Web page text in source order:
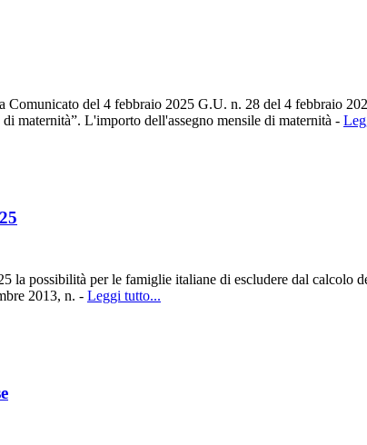
del 4 febbraio 2025 G.U. n. 28 del 4 febbraio
maternità”. L'importo dell'assegno mensile di maternità -
possibilità per le famiglie italiane di escludere dal calcolo
2013, n. - Leggi tutto...